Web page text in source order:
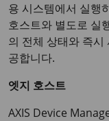
용 시스템에서 실행
호스트와 별도로 실
의 전체 상태와 즉시
공합니다.
엣지 호스트
AXIS Device